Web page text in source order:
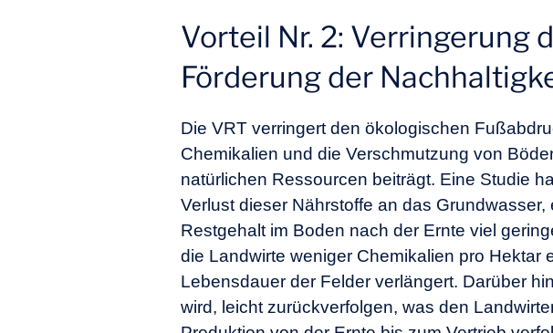
Vorteil Nr. 2: Verringerung
Förderung der
Die VRT verringert den ökologischen
Chemikalien und die Verschmutzung von
natürlichen Ressourcen beiträgt. Eine Studie
Verlust dieser Nährstoffe an das
Restgehalt im Boden nach der Ernte viel
die Landwirte weniger Chemikalien pro
Lebensdauer der Felder verlängert. Darüber
wird, leicht zurückverfolgen, was den